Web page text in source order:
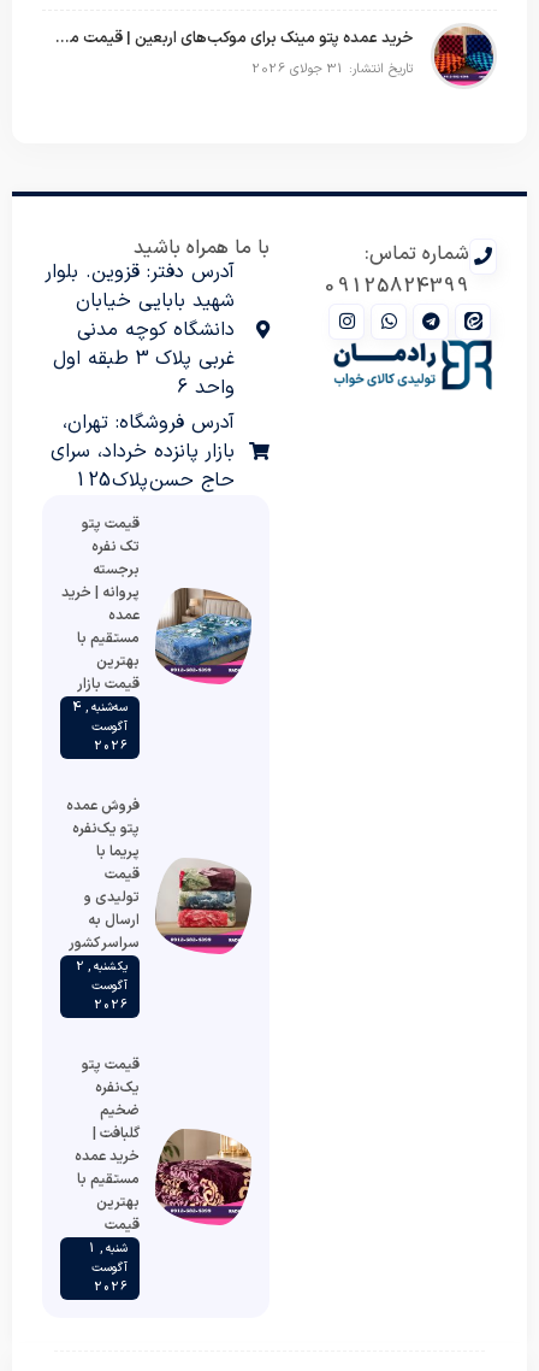
خرید عمده پتو مینک برای موکب‌های اربعین | قیمت مناسب و ارسال سریع
تاریخ انتشار: 31 جولای 2026
شماره تماس:
09125824399
با ما همراه باشید
آدرس دفتر: قزوین. بلوار
شهید بابایی خیابان
دانشگاه کوچه مدنی
غربی پلاک 3 طبقه اول
واحد 6
آدرس فروشگاه: تهران،
بازار پانزده خرداد، سرای
حاج حسن پلاک 125
قیمت پتو
تک نفره
برجسته
پروانه | خرید
عمده
مستقیم با
بهترین
قیمت بازار
سه‌شنبه , 4
آگوست
2026
فروش عمده
پتو یک‌نفره
پریما با
قیمت
تولیدی و
ارسال به
سراسر کشور
یکشنبه , 2
آگوست
2026
قیمت پتو
یک‌نفره
ضخیم
گلبافت |
خرید عمده
مستقیم با
بهترین
قیمت
شنبه , 1
آگوست
2026